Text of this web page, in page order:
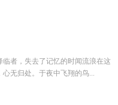
者，失去了记忆的时闻流浪在这
无归处。于夜中飞翔的鸟...